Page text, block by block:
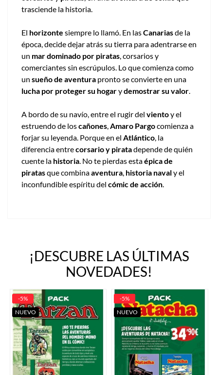
trasciende la historia.
El horizonte siempre lo llamó. En lasCanariasde la
época, decide dejar atrás su tierra para adentrarse en
un mar dominado por piratas, corsarios y
comerciantes sin escrúpulos. Lo que comienza como
un sueño de aventura pronto se convierte en una
lucha por proteger su hogarydemostrar su valor.
A bordo de su navío, entre el rugir del vientoy el
estruendo de loscañones,Amaro Pargocomienza a
forjar su leyenda. Porque en el Atlántico, la
diferencia entrecorsario y piratadepende de quién
cuente la historia. No te pierdas estaépica de
piratasque combinaaventura, historia navaly el
inconfundible espíritu del cómic de acción.
¡DESCUBRE LAS ÚLTIMAS
NOVEDADES!
-5%
NUEVO
-5%
NUEVO